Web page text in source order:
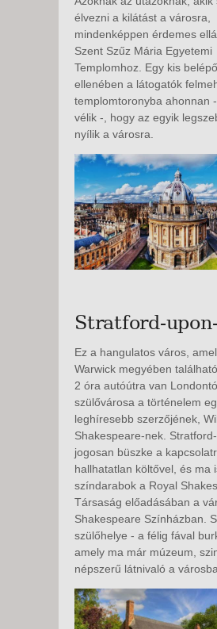
élvezni a kilátást a városra,
mindenképpen érdemes
Szent Szűz Mária Egyetemi
Templomhoz. Egy kis
ellenében a látogatók
templomtoronyba ahonnan
vélik -, hogy az egyik
nyílik a városra.
Stratford-
Ez a hangulatos város,
Warwick megyében
2 óra autóútra van
szülővárosa a történelem
leghíresebb szerzőjének,
Shakespeare-nek.
jogosan büszke a
hallhatatlan költővel, és ma
színdarabok a Royal
Társaság előadásában a
Shakespeare Színházban.
szülőhelye - a félig fával
amely ma már múzeum,
népszerű látnivaló a